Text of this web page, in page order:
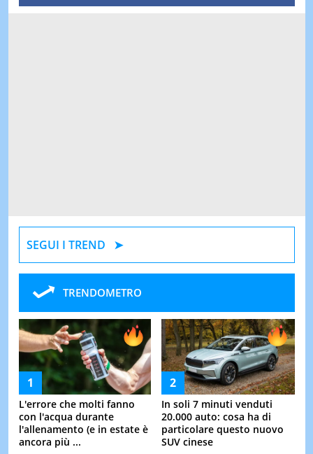
SEGUI I TREND
TRENDOMETRO
L'errore che molti fanno
con l'acqua durante
l'allenamento (e in estate è
ancora più ...
In soli 7 minuti venduti
20.000 auto: cosa ha di
particolare questo nuovo
SUV cinese